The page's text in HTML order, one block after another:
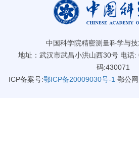
中国科学院精密测量科学与
地址：武汉市武昌小洪山西30号 电话
码:430071
ICP备案号:鄂ICP备20009030号-1 鄂公